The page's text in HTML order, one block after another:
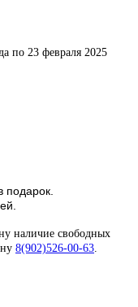
по 23 февраля 2025
наличие свободных
8(902)526-00-63